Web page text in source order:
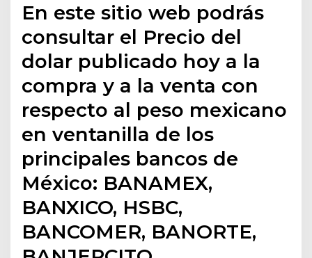
En este sitio web podrás
consultar el Precio del
dolar publicado hoy a la
compra y a la venta con
respecto al peso mexicano
en ventanilla de los
principales bancos de
México: BANAMEX,
BANXICO, HSBC,
BANCOMER, BANORTE,